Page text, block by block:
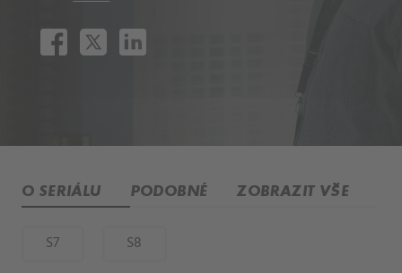
O SERIÁLU PODOBNÉ ZOBRAZIT VŠE
S7 S8